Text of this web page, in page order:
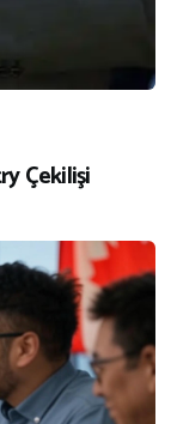
Çekilişi